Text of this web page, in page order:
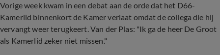
Vorige week kwam in een debat aan de orde dat het D66-
Kamerlid binnenkort de Kamer verlaat omdat de collega die hij
vervangt weer terugkeert. Van der Plas: "Ik ga de heer De Groot
als Kamerlid zeker niet missen."